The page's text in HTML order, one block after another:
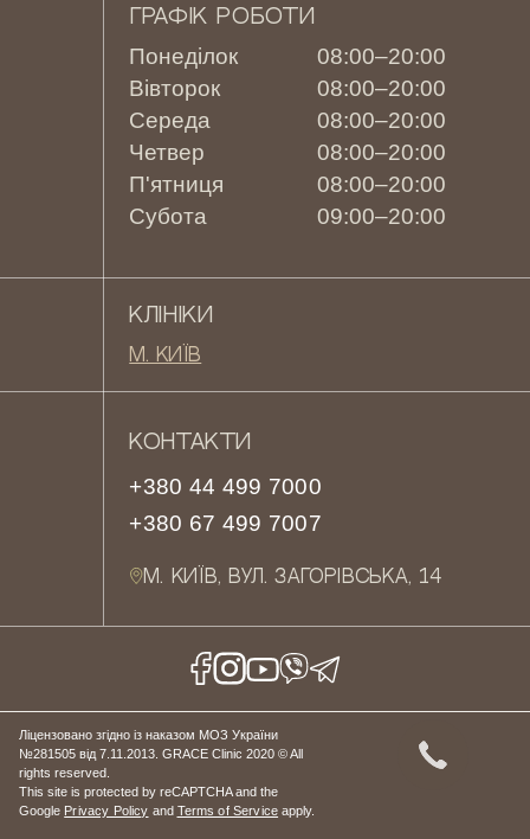
ГРАФІК РОБОТИ
Понеділок
08:00–20:00
Вівторок
08:00–20:00
Середа
08:00–20:00
Четвер
08:00–20:00
П'ятниця
08:00–20:00
Субота
09:00–20:00
КЛІНІКИ
М. КИЇВ
КОНТАКТИ
+380 44 499 7000
+380 67 499 7007
М. КИЇВ, ВУЛ. ЗАГОРІВСЬКА, 14
Ліцензовано згідно із наказом МОЗ України
№281505 від 7.11.2013. GRACE Clinic 2020 © All
rights reserved.
This site is protected by reCAPTCHA and the
Google Privacy Policy and Terms of Service apply.